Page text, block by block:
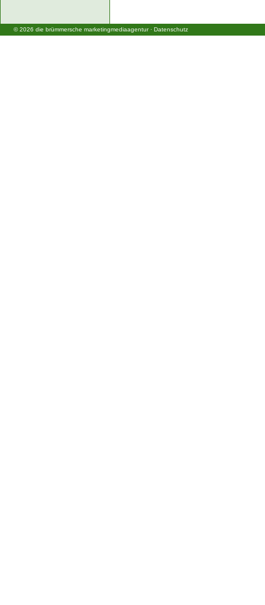
© 2026 die brümmersche marketingmediaagentur· Datenschutz